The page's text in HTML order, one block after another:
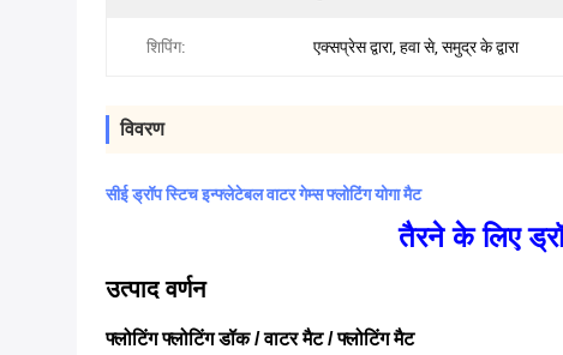
शिपिंग: एक्सप्रेस द्वारा, हवा से, समुद्र के द्वारा
विवरण
सीई ड्रॉप स्टिच इन्फ्लेटेबल वाटर गेम्स फ्लोटिंग योगा मैट
तैरने के लिए
उत्पाद वर्णन
फ्लोटिंग फ्लोटिंग डॉक / वाटर मैट / फ्लोटिंग मैट